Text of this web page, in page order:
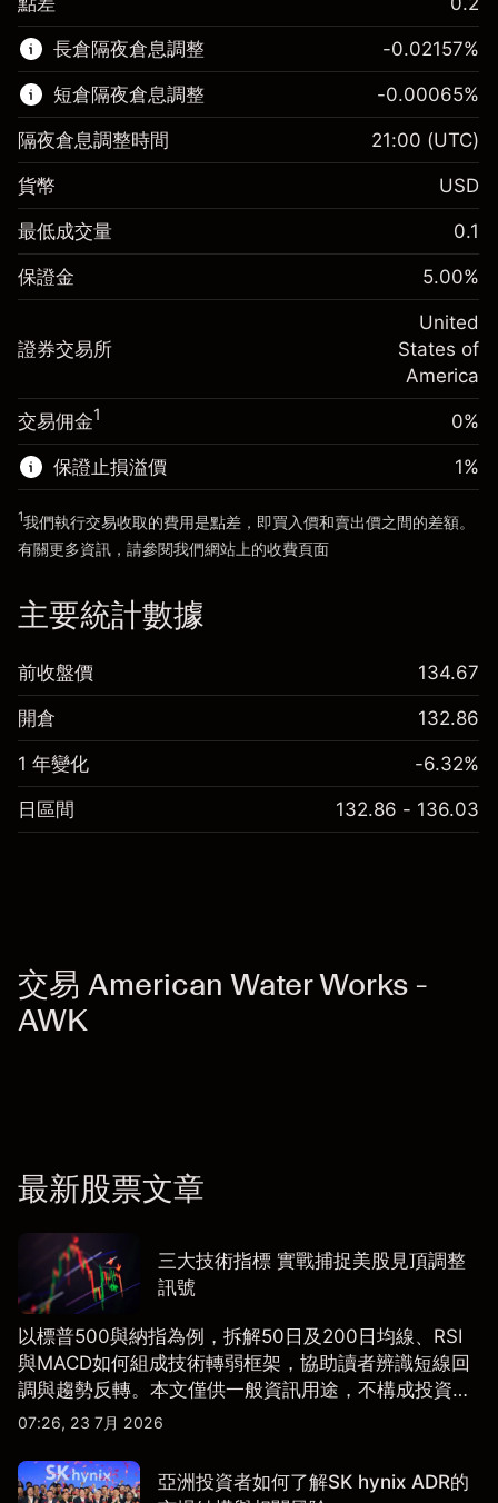
該金融市場可進行差價合約交易。
了解更多：
差價合約
長倉隔夜倉息調整
保證金。您的投資 $1,000.00
隔夜倉息
-0.021568
%
(-$4.31)
來自杠杆的資金 - 美元（大約值）
$19,000.00
前往平台
-0.02157%
短倉隔夜倉息調整
保證金。您的投資 $1,000.00
隔夜倉息
-0.000654
%
(-$0.13)
$20,000.00
來自杠杆的資金 - 美元（大約值）$19,000.00
前往平台
-0.00065%
隔夜倉息調整時間 21:00 (UTC)
貨幣 USD
最低成交量 0.1
保證金 5.00%
證券交易所
United
States of
America
交易佣金1 0%
保證止損溢價 1%
1我們執行交易收取的費用是點差，即買入價和賣出價之間的差額。
有關更多資訊，請參閱我們網站上的收費頁面
主要統計數據
前收盤價 134.67
開倉 132.86
1 年變化 -6.32%
日區間 132.86 - 136.03
交易 American Water Works -
AWK
最新股票文章
三大技術指標 實戰捕捉美股見頂調整
訊號
以標普500與納指為例，拆解50日及200日均線、RSI
與MACD如何組成技術轉弱框架，協助讀者辨識短線回
調與趨勢反轉。本文僅供一般資訊用途，不構成投資研
究、投資建議或任何交易推薦。
07:26, 23 7月 2026
亞洲投資者如何了解SK hynix ADR的